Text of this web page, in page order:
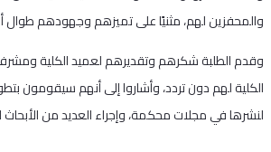
والمحفزين لهم، مثنيًا على تميزهم وجهودهم طوال
وقدم الطلبة شكرهم وتقديرهم لعميد الكلية
الكلية لهم دون تردد، وأشاروا إلى أنهم سيقومون
لنشرها في مجلات محكمة، وإجراء العديد من الأبحاث